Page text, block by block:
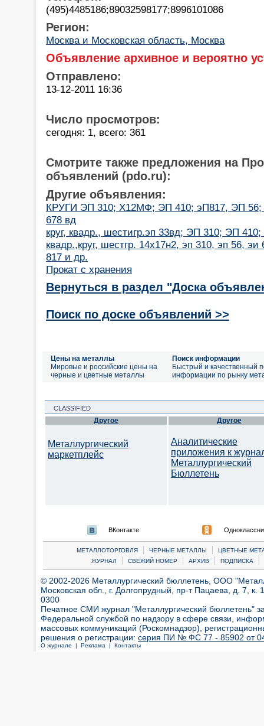
(495)4485186;89032598177;8996101086
Регион:
Москва и Московская область, Москва
Объявление архивное и вероятно
Отправлено:
13-12-2011 16:36
Число просмотров:
сегодня: 1, всего: 361
Смотрите также предложения на
объявлений (pdo.ru):
Другие объявления:
КРУГИ ЭП 310; Х12МФ; ЭП 410; эП817, ЭП 56;
678 вд
круг, квадр., шестигр.эп 33вд; ЭП 310; ЭП
квадр.,круг, шестгр. 14х17н2, эп 310, эп 56,
817 и др.
Прокат с хранения
Вернуться в раздел "Доска
Поиск по доске объявлений >>
Цены на металлы
Мировые и российские цены на
черные и цветные металлы
Поиск информации
Быстрый и качественный
информации по рынку
CLASSIFIED
Другое
Металлургический
маркетплейс
Другое
Аналитические
приложения к
Металлургический
Бюллетень
ВКонтакте
МЕТАЛЛОТОРГОВЛЯ | ЧЕРНЫЕ МЕТАЛЛЫ |
ЦВЕТНЫЕ
ЖУРНАЛ
| СВЕЖИЙ НОМЕР | АРХИВ | ПОДПИСКА |
© 2002-2026 Металлургический бюллетень, ООО
Московская обл., г. Долгопрудный, пр-т Пацаева, д. 7,
0300
Печатное СМИ журнал "Металлургический бюллетень"
Федеральной службой по надзору в сфере связи,
массовых коммуникаций (Роскомнадзор),
решения о регистрации: серия ПИ № ФС 77 - 85902 от 04
О журнале | Реклама | Контакты